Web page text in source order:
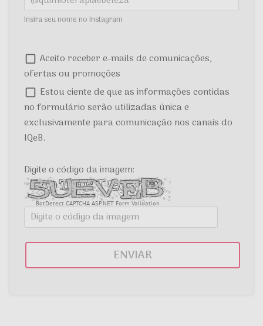
Insira seu nome no Instagram
Aceito receber e-mails de comunicações,
ofertas ou promoções
Estou ciente de que as informações contidas
no formulário serão utilizadas única e
exclusivamente para comunicação nos canais do
IQeB.
Digite o código da imagem:
BotDetect CAPTCHA ASP.NET Form Validation
ENVIAR